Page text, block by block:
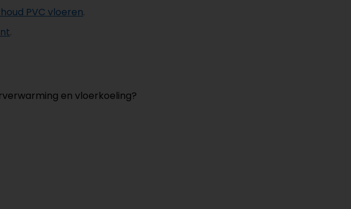
PVC vloeren.
.
en vloerkoeling?